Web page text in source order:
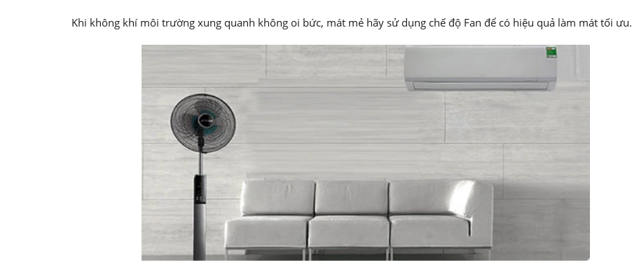
Khi không khí môi trường xung quanh không oi bức, mát mẻ hãy sử dụng chế độ Fan để có hiệu quả làm mát tối ưu.